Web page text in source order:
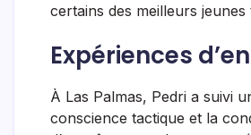
certains des meilleurs
Expériences
À Las Palmas, Pedri a suivi
conscience tactique et la